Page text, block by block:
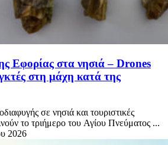
Εφορίας στα νησιά – Drones
στη μάχη κατά της
σε νησιά και τουριστικές
το τριήμερο του Αγίου Πνεύματος ...
2026